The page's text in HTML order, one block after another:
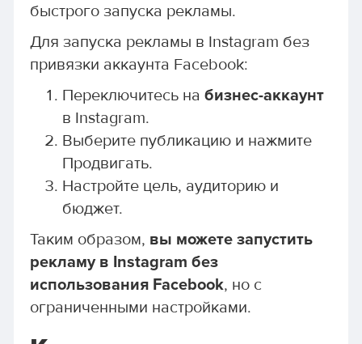
быстрого запуска рекламы.
Для запуска рекламы в Instagram без
привязки аккаунта Facebook:
Переключитесь на бизнес-аккаунт
в Instagram.
Выберите публикацию и нажмите
Продвигать.
Настройте цель, аудиторию и
бюджет.
Таким образом, вы можете запустить
рекламу в Instagram без
использования Facebook, но с
ограниченными настройками.